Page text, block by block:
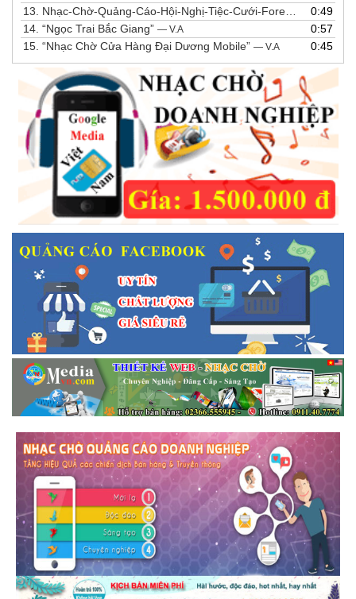
13. Nhạc-Chờ-Quảng-Cáo-Hội-Nghị-Tiệc-Cưới-Forever-Mark
0:49
14. “Ngọc Trai Bắc Giang” — V.A
0:57
15. “Nhạc Chờ Cửa Hàng Đại Dương Mobile” — V.A 0:45